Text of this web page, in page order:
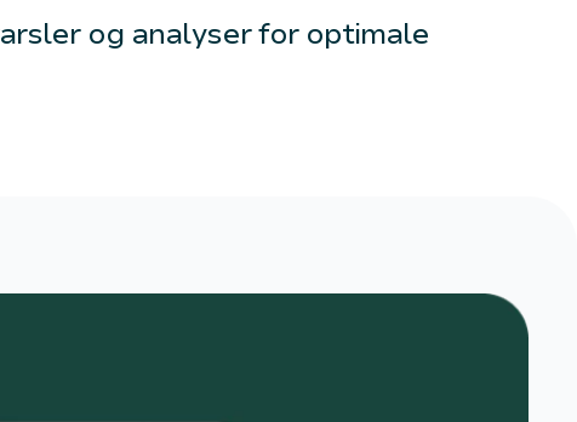
og analyser for optimale